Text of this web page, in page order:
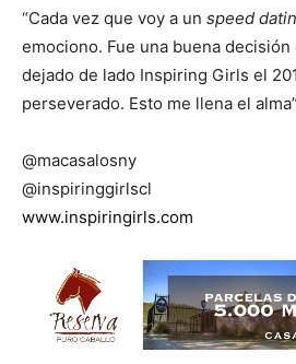
“Cada vez que voy a un speed
emociono. Fue una buena
dejado de lado Inspiring Girls el
perseverado. Esto me llena el
@macasalosny
@inspiringgirlscl
www.inspiringirls.com